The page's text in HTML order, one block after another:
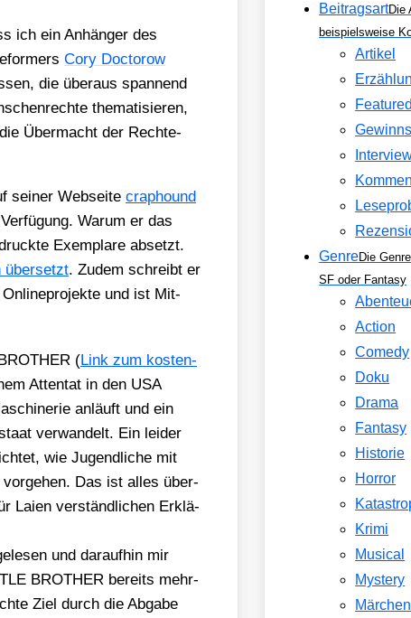
ich ein Anhän­ger des
Cory Doc­to­row
die über­aus span­nend
the­ma­ti­sie­ren,
Über­macht der Rech­te­
sei­ner Web­sei­te cra​phound​
War­um er das
Exem­pla­re absetzt.
über­setzt. Zudem schreibt er
Online­pro­jek­te und ist Mit­
(Link zum kos­ten­
Atten­tat in den USA
anläuft und ein
ver­wan­delt. Ein lei­der
wie Jugend­li­che mit
vor­ge­hen. Das ist alles über­
Lai­en ver­ständ­li­chen Erklä­
und dar­auf­hin mir
BROTHER bereits mehr­
Ziel durch die Abga­be
BeitragsartDie
beispielsweise
Artikel
GenreDie
SF oder Fantasy
Action
Comedy
Doku
Drama
Fantasy
Historie
Horror
Krimi
Musical
Mystery
Märchen